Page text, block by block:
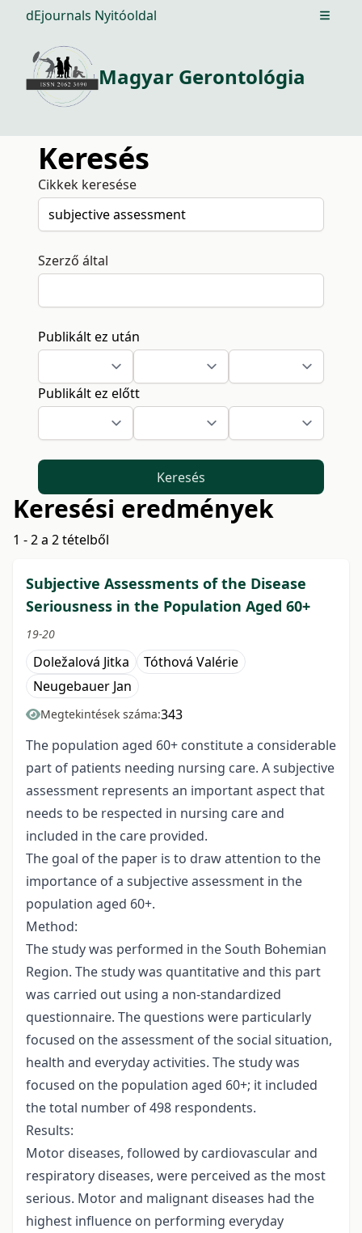
dEjournals Nyitóoldal Open
Magyar Gerontológia
Keresés
Cikkek keresése
Szerző által
Publikált ez után
Publikált ez előtt
Keresés
Keresési eredmények
1 - 2 a 2 tételből
Subjective Assessments of the Disease
Seriousness in the Population Aged 60+
19-20
Doležalová Jitka
Tóthová Valérie
Neugebauer Jan
Megtekintések száma:343
The population aged 60+ constitute a considerable
part of patients needing nursing care. A subjective
assessment represents an important aspect that
needs to be respected in nursing care and
included in the care provided.
The goal of the paper is to draw attention to the
importance of a subjective assessment in the
population aged 60+.
Method:
The study was performed in the South Bohemian
Region. The study was quantitative and this part
was carried out using a non-standardized
questionnaire. The questions were particularly
focused on the assessment of the social situation,
health and everyday activities. The study was
focused on the population aged 60+; it included
the total number of 498 respondents.
Results:
Motor diseases, followed by cardiovascular and
respiratory diseases, were perceived as the most
serious. Motor and malignant diseases had the
highest influence on performing everyday